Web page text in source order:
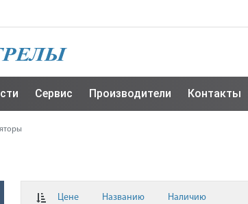
Сервис Производители Контакты
Цене Названию Наличию